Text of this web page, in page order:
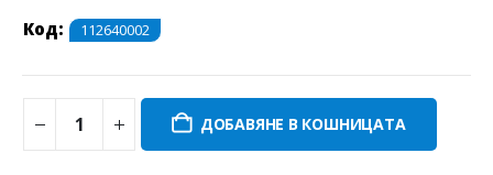
Код: 112640002
ДОБАВЯНЕ В КОШНИЦАТА